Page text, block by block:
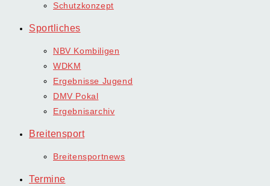
Schutzkonzept
Sportliches
NBV Kombiligen
WDKM
Ergebnisse Jugend
DMV Pokal
Ergebnisarchiv
Breitensport
Breitensportnews
Termine